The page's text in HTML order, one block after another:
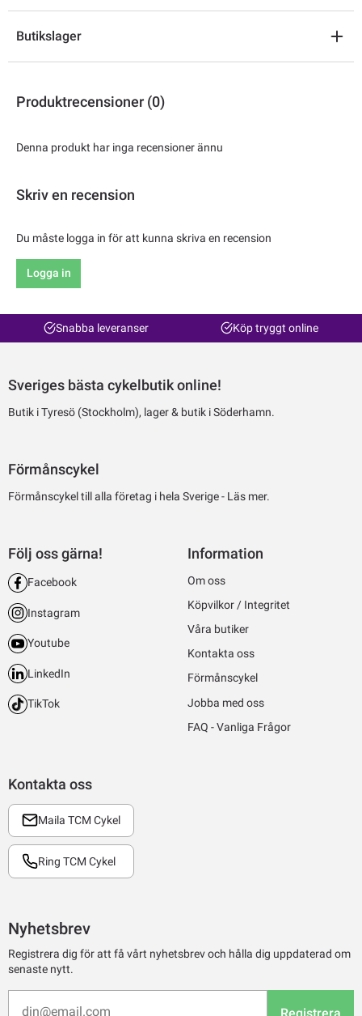
Butikslager
Produktrecensioner (0)
Denna produkt har inga recensioner ännu
Skriv en recension
Du måste logga in för att kunna skriva en recension
Logga in
Snabba leveranser Köp tryggt online
Sveriges bästa cykelbutik online!
Butik i Tyresö (Stockholm), lager & butik i Söderhamn.
Förmånscykel
Förmånscykel till alla företag i hela Sverige - Läs mer.
Kontakta oss
Maila TCM Cykel
Ring TCM Cykel
Följ oss gärna!
Facebook
Instagram
Youtube
LinkedIn
TikTok
Information
Om oss
Köpvilkor / Integritet
Våra butiker
Kontakta oss
Förmånscykel
Jobba med oss
FAQ - Vanliga Frågor
Nyhetsbrev
Registrera dig för att få vårt nyhetsbrev och hålla dig uppdaterad om
senaste nytt.